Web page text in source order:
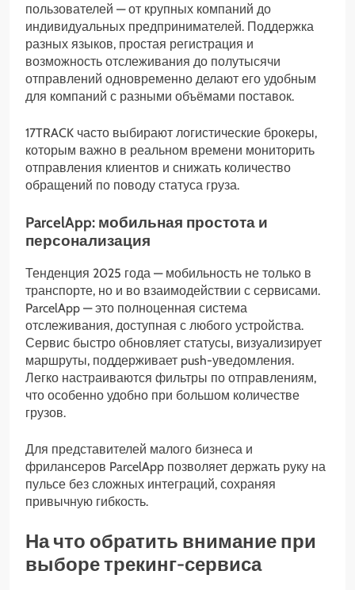
пользователей — от крупных компаний до
индивидуальных предпринимателей. Поддержка
разных языков, простая регистрация и
возможность отслеживания до полутысячи
отправлений одновременно делают его удобным
для компаний с разными объёмами поставок.
17TRACK часто выбирают логистические брокеры,
которым важно в реальном времени мониторить
отправления клиентов и снижать количество
обращений по поводу статуса груза.
ParcelApp: мобильная простота и
персонализация
Тенденция 2025 года — мобильность не только в
транспорте, но и во взаимодействии с сервисами.
ParcelApp — это полноценная система
отслеживания, доступная с любого устройства.
Сервис быстро обновляет статусы, визуализирует
маршруты, поддерживает push-уведомления.
Легко настраиваются фильтры по отправлениям,
что особенно удобно при большом количестве
грузов.
Для представителей малого бизнеса и
фрилансеров ParcelApp позволяет держать руку на
пульсе без сложных интеграций, сохраняя
привычную гибкость.
На что обратить внимание при
выборе трекинг-сервиса